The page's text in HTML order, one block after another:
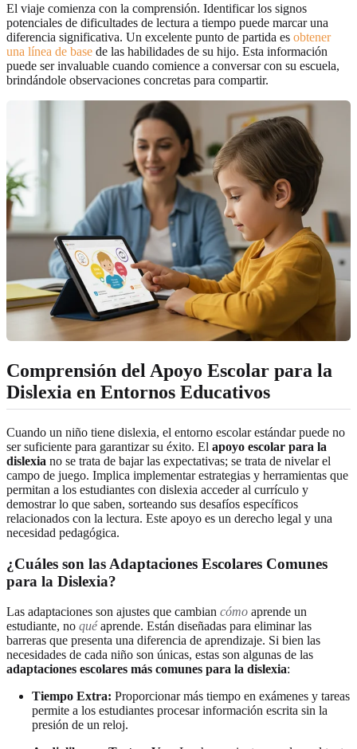
El viaje comienza con la comprensión. Identificar los signos
potenciales de dificultades de lectura a tiempo puede marcar una
diferencia significativa. Un excelente punto de partida es obtener
una línea de base de las habilidades de su hijo. Esta información
puede ser invaluable cuando comience a conversar con su escuela,
brindándole observaciones concretas para compartir.
Comprensión del Apoyo Escolar para la
Dislexia en Entornos Educativos
Cuando un niño tiene dislexia, el entorno escolar estándar puede no
ser suficiente para garantizar su éxito. El apoyo escolar para la
dislexia no se trata de bajar las expectativas; se trata de nivelar el
campo de juego. Implica implementar estrategias y herramientas que
permitan a los estudiantes con dislexia acceder al currículo y
demostrar lo que saben, sorteando sus desafíos específicos
relacionados con la lectura. Este apoyo es un derecho legal y una
necesidad pedagógica.
¿Cuáles son las Adaptaciones Escolares Comunes
para la Dislexia?
Las adaptaciones son ajustes que cambian cómo aprende un
estudiante, no qué aprende. Están diseñadas para eliminar las
barreras que presenta una diferencia de aprendizaje. Si bien las
necesidades de cada niño son únicas, estas son algunas de las
adaptaciones escolares más comunes para la dislexia:
Tiempo Extra: Proporcionar más tiempo en exámenes y tareas
permite a los estudiantes procesar información escrita sin la
presión de un reloj.